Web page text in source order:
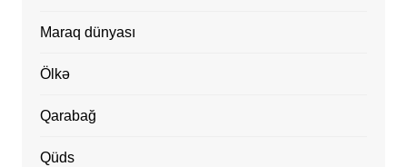
Maraq dünyası
Ölkə
Qarabağ
Qüds